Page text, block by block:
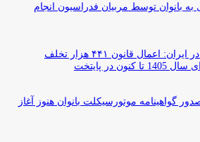
بانوان توسط مربیان فدراسیون انجام
فاجعه موتورسواری در ایران: اعمال قانون ۴۴۱ هزار تخلف
در پایتخت
گواهینامه موتورسیکلت بانوان هنوز آغاز